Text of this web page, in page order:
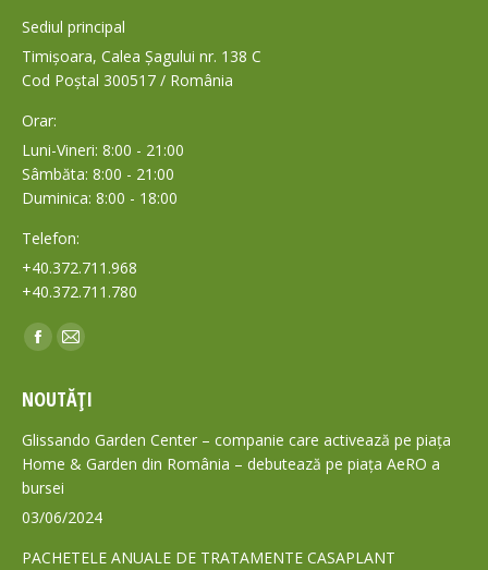
Sediul principal
Timișoara, Calea Șagului nr. 138 C
Cod Poștal 300517 / România
Orar:
Luni-Vineri: 8:00 - 21:00
Sâmbăta: 8:00 - 21:00
Duminica: 8:00 - 18:00
Telefon:
+40.372.711.968
+40.372.711.780
Find us on:
Facebook
opens
in
new
window
Mail
opens
in
new
NOUTĂȚI
Glissando Garden Center – companie care activează pe piața
Home & Garden din România – debutează pe piața AeRO a
bursei
03/06/2024
PACHETELE ANUALE DE TRATAMENTE CASAPLANT